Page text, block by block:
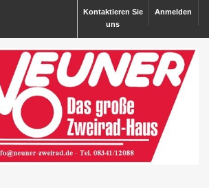
Anmelden
Kontaktieren Sie
uns